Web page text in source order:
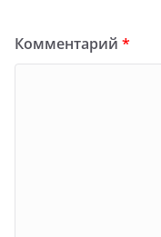
Комментарий *